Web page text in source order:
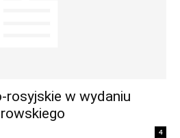
rosyjskie w wydaniu
4